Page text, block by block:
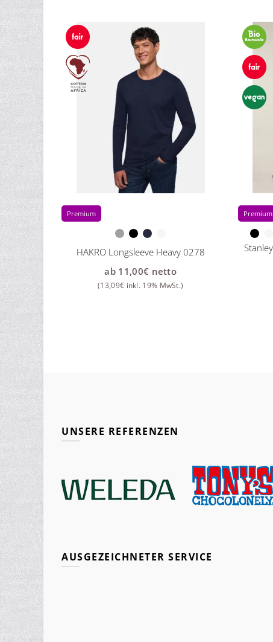
Premium
HAKRO Longsleeve Heavy 0278
ab 11,00€ netto
(13,09€ inkl. 19% MwSt.)
Premium
UNSERE REFERENZEN
AUSGEZEICHNETER SERVICE